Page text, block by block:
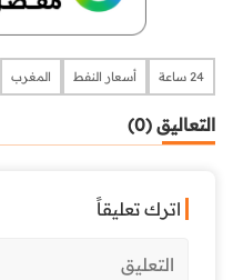
24 ساعة أسعار النفط المغرب
التعاليق (0)
اترك تعليقاً